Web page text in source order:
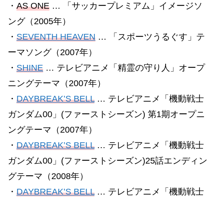
・ AS ONE … 「サッカープレミアム」イメージソ
ング（2005年）
・ SEVENTH HEAVEN … 「スポーツうるぐす」テ
ーマソング（2007年）
・ SHINE … テレビアニメ「精霊の守り人」オープ
ニングテーマ（2007年）
・ DAYBREAK’S BELL… テレビアニメ「機動戦士
ガンダム00」(ファーストシーズン) 第1期オープニ
ングテーマ（2007年）
・ DAYBREAK’S BELL… テレビアニメ「機動戦士
ガンダム00」(ファーストシーズン)25話エンディン
グテーマ（2008年）
・ DAYBREAK’S BELL… テレビアニメ「機動戦士